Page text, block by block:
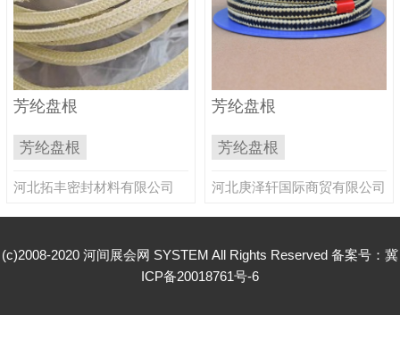
芳纶盘根
芳纶盘根
河北拓丰密封材料有限公司
芳纶盘根
芳纶盘根
河北庚泽轩国际商贸有限公司
(c)2008-2020 河间展会网 SYSTEM All Rights Reserved 备案号： 冀
ICP备20018761号-6